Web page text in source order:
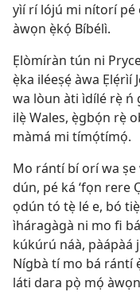
yìí rí lójú mi nítorí
àwọn ẹ̀kọ́ Bíbélì.
Ẹlòmíràn tún ni
ẹ̀ka iléeṣẹ́ àwa Ẹlẹ́rìí
wa lòun àti ìdílé rẹ̀ ń
ilẹ̀ Wales, ẹ̀gbọ́n rẹ̀
màmá mi tímọ́tímọ́.
Mo rántí bí orí wa
dún, pé ká ‘fọn rere
ọdún tó tẹ̀ lé e, bó
ìháragàgà ni mo fi
kúkúrú náà, pàápàá
Nígbà tí mo bá rántí
láti dara pọ̀ mọ́